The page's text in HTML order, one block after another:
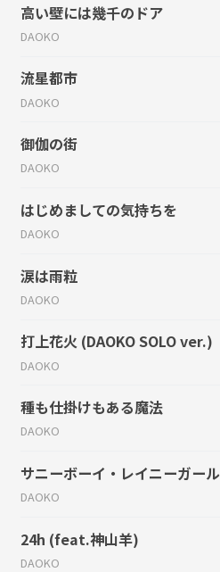
高い壁には幾千のドア
DAOKO
流星都市
DAOKO
御伽の街
DAOKO
はじめましての気持ちを
DAOKO
涙は雨粒
DAOKO
打上花火 (DAOKO SOLO ver.)
DAOKO
種も仕掛けもある魔法
DAOKO
サニーボーイ・レイニーガール
DAOKO
24h (feat.神山羊)
DAOKO